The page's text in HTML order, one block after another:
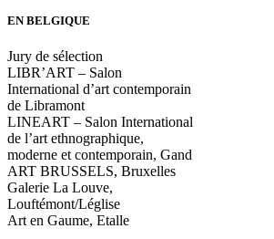
EN BELGIQUE
Jury de sélection
LIBR’ART – Salon
International d’art contemporain
de Libramont
LINEART – Salon International
de l’art ethnographique,
moderne et contemporain, Gand
ART BRUSSELS, Bruxelles
Galerie La Louve,
Louftémont/Léglise
Art en Gaume, Etalle